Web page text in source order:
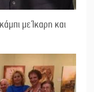
με Ίκαρη και